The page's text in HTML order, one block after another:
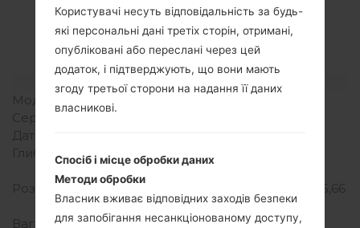
LGK200(LGK200)
akaLG X Style Dual
Модель та її характеристики
Модель
LGK200
Серія
Дата випуску
Глибина
дюйма)
Розміри (ширина/висота)
144.8 x 71.4 міліметрів (5,66
x 2.79 дюйма)
Вага
121 грам (4.27 унції)
Користувачі несуть відповідальність за будь-
які персональні дані третіх сторін, отримані,
опубліковані або переслані через цей
додаток, і підтверджують, що вони мають
згоду третьої сторони на надання її даних
власникові.
Спосіб і місце обробки даних
Методи обробки
Власник вживає відповідних заходів безпеки
для запобігання несанкціонованому доступу,